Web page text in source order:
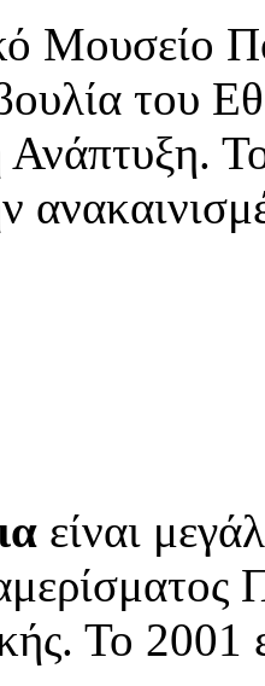
Μουσείο
του
Ανάπτυξη.
είναι
Το 2001